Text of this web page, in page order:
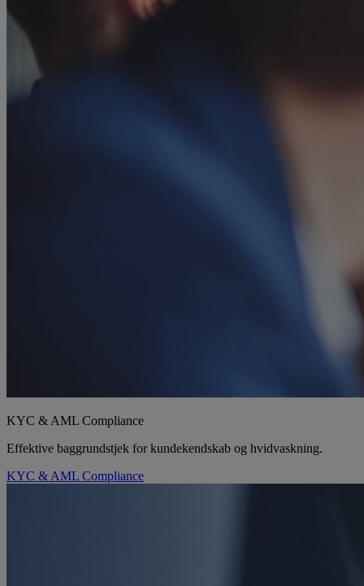
KYC & AML Compliance
Effektive baggrundstjek for kundekendskab og hvidvaskning.
KYC & AML Compliance